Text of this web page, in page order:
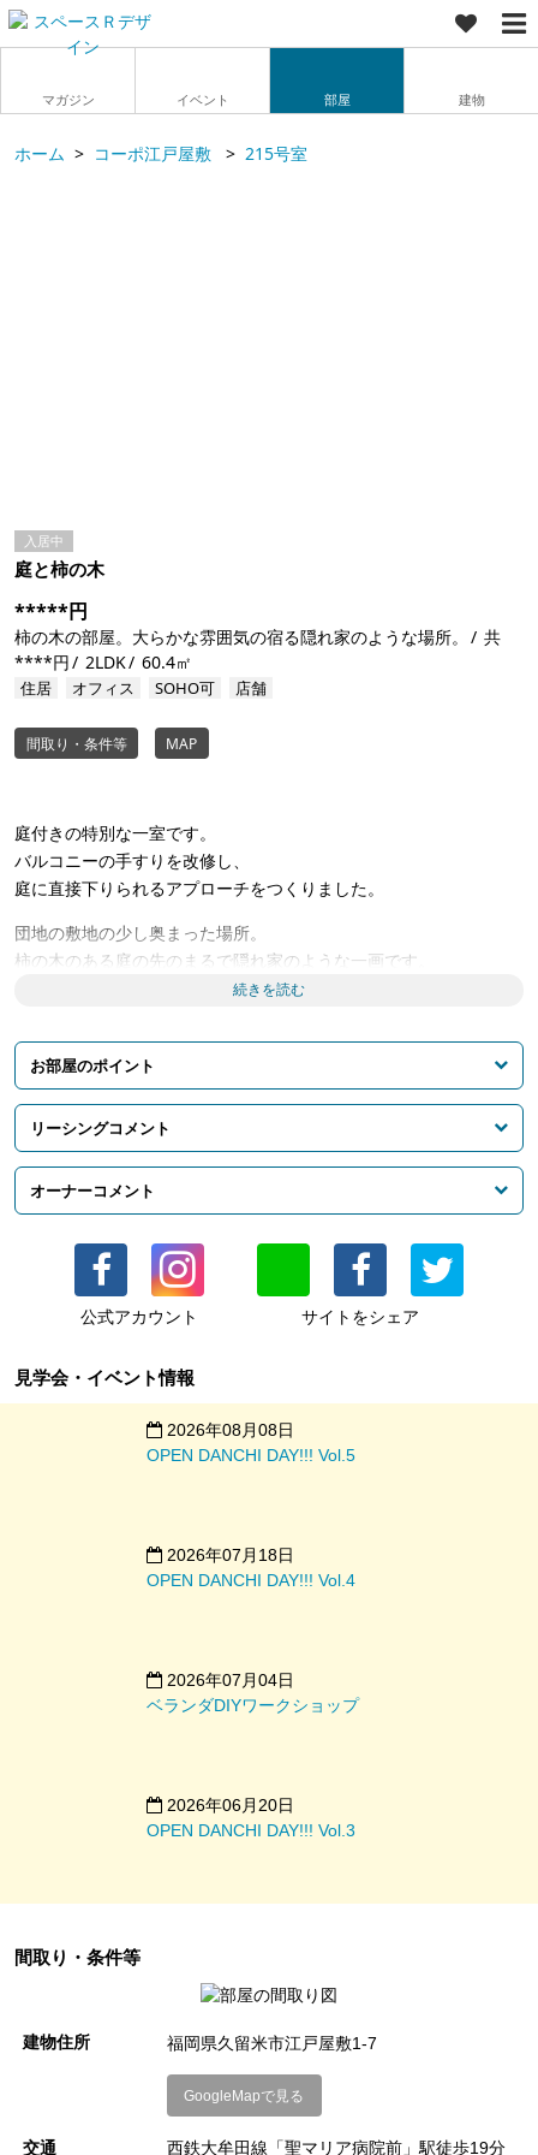
マガジン イベント 部屋 建物
ホーム コーポ江戸屋敷 215号室
入居中
庭と柿の木
*****円
柿の木の部屋。大らかな雰囲気の宿る隠れ家のような場所。
共
****円
2LDK 60.4㎡
住居 オフィス SOHO可 店舗
間取り・条件等 MAP
庭付きの特別な一室です。
バルコニーの手すりを改修し、
庭に直接下りられるアプローチをつくりました。
団地の敷地の少し奥まった場所。
柿の木のある庭の先のまるで隠れ家のような一画です。
● 用途は住居・SOHO・事務所・店舗相談可
● RC造4階建ての1階庭付き角部屋
● 庭は本区画入居者さまにて専有使用が可能です
● 事業用契約の場合は賃料・共益費に別途消費税がかかります
コーポ江戸屋敷建物ページ
続きを読む
お部屋のポイント
より豊かな暮らしの環境を目指し、建物や敷地全体の魅力を高
めるランドスケープ計画にも取り組んでいます。
以前は通り抜けできなかった部分に花壇のある小道をつくった
や近隣の住人さんを巻き込んだイベントや食事会をおこなうな
ど、ハードとソフトの両面から快適な環境づくりに取り組んで
め、バリエーション豊かな部屋が誕生しています。
西鉄大牟田線「聖マリア病院前」駅徒歩
19分（約1.5km）
昭和53年（1978年）
構造 鉄筋コンクリート造4階建
3棟48戸（1棟16戸）
リーシングコメント
バルコニーからつながる庭は、この部屋だけの特別な仕様で
す。
住環境にも最適ですが、リラクゼーションサロンなどの落ち着
いた雰囲気のお店にも合う空間です。
アトリエやギャラリーなどにもぜひ。
用途はお気軽にご相談ください。
コメントを閉じる
オーナーコメント
コーポ江戸屋敷では、2016年～2017年にかけて
『コミュニティデザイン～ランドスケープ編～』
を開催しまし
暮らしを提案していきます。
コメントを閉じる
公式アカウント サイトをシェア
見学会・イベント情報
2026年08月08日
OPEN DANCHI DAY!!! Vol.5
2026年07月18日
OPEN DANCHI DAY!!! Vol.4
2026年07月04日
ベランダDIYワークショップ
2026年06月20日
OPEN DANCHI DAY!!! Vol.3
間取り・条件等
建物住所 福岡県久留米市江戸屋敷1-7
GoogleMapで見る
交通 西鉄大牟田線「聖マリア病院前」駅徒歩19分